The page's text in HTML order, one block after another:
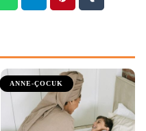
ANNE-ÇOCUK